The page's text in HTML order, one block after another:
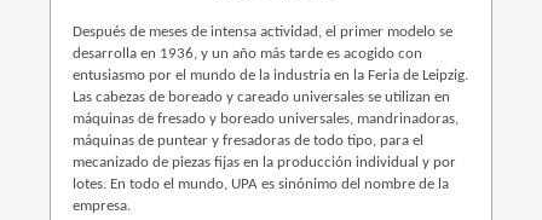
Después de meses de intensa actividad, el primer modelo se
desarrolla en 1936, y un año más tarde es acogido con
entusiasmo por el mundo de la industria en la Feria de Leipzig.
Las cabezas de boreado y careado universales se utilizan en
máquinas de fresado y boreado universales, mandrinadoras,
máquinas de puntear y fresadoras de todo tipo, para el
mecanizado de piezas fijas en la producción individual y por
lotes. En todo el mundo, UPA es sinónimo del nombre de la
empresa.